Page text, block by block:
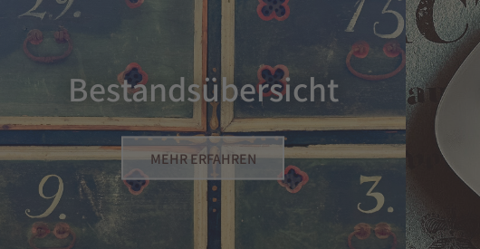
Bestandsübersicht
MEHR ERFAHREN